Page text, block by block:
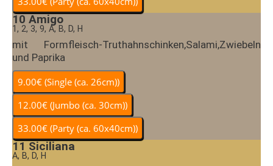
10 Amigo
1, 2, 3, 9, A, B, D, H
mit Formfleisch-Truthahnschinken,Salami,Zwiebeln
und Paprika
11 Siciliana
A, B, D, H